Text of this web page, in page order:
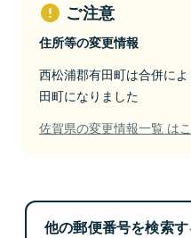
ご注意
住所等の変更情報
西松浦郡有田町は合併に
田町になりました
佐賀県の変更情報一覧 は
他の郵便番号を検索す